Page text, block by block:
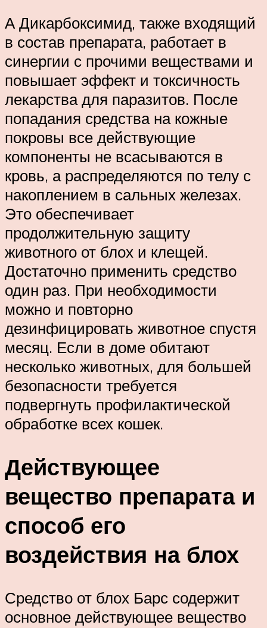
А Дикарбоксимид, также входящий
в состав препарата, работает в
синергии с прочими веществами и
повышает эффект и токсичность
лекарства для паразитов. После
попадания средства на кожные
покровы все действующие
компоненты не всасываются в
кровь, а распределяются по телу с
накоплением в сальных железах.
Это обеспечивает
продолжительную защиту
животного от блох и клещей.
Достаточно применить средство
один раз. При необходимости
можно и повторно
дезинфицировать животное спустя
месяц. Если в доме обитают
несколько животных, для большей
безопасности требуется
подвергнуть профилактической
обработке всех кошек.
Действующее
вещество препарата и
способ его
воздействия на блох
Средство от блох Барс содержит
основное действующее вещество